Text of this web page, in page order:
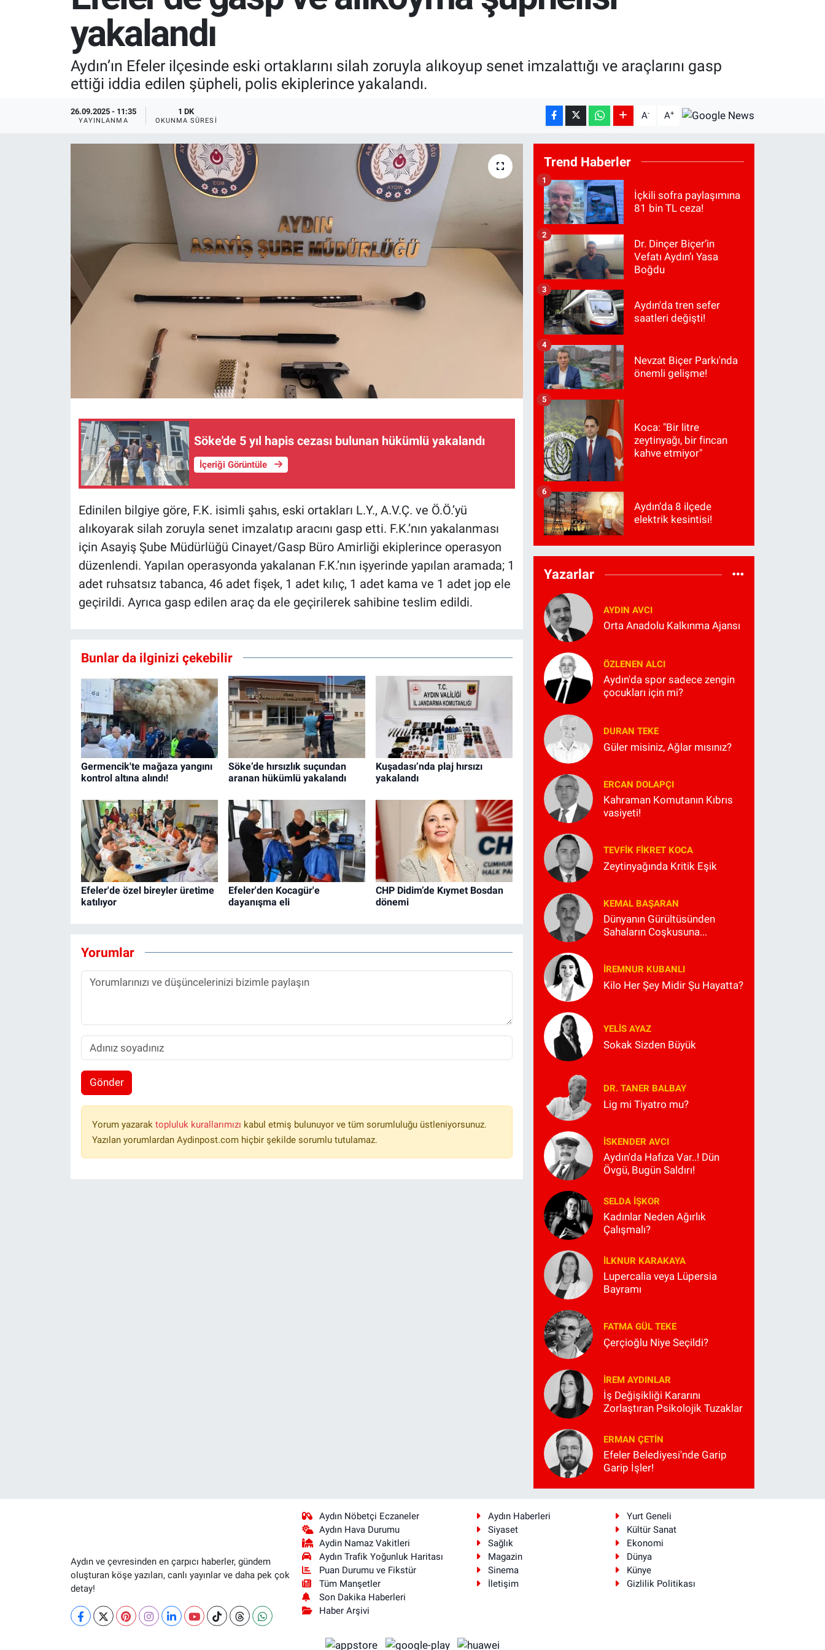
yakalandı
Aydın’ın Efeler ilçesinde eski ortaklarını silah zoruyla alıkoyup senet imzalattığı ve araçlarını gasp
ettiği iddia edilen şüpheli, polis ekiplerince yakalandı.
26.09.2025 - 11:35
YAYINLANMA
1 DK
OKUNMA SÜRESI A- A+
Söke'de 5 yıl hapis cezası bulunan hükümlü yakalandı
İçeriği Görüntüle
Edinilen bilgiye göre, F.K. isimli şahıs, eski ortakları L.Y., A.V.Ç. ve Ö.Ö.’yü
alıkoyarak silah zoruyla senet imzalatıp aracını gasp etti. F.K.’nın yakalanması
için Asayiş Şube Müdürlüğü Cinayet/Gasp Büro Amirliği ekiplerince operasyon
düzenlendi. Yapılan operasyonda yakalanan F.K.’nın işyerinde yapılan aramada; 1
adet ruhsatsız tabanca, 46 adet fişek, 1 adet kılıç, 1 adet kama ve 1 adet jop ele
geçirildi. Ayrıca gasp edilen araç da ele geçirilerek sahibine teslim edildi.
Bunlar da ilginizi çekebilir
Germencik'te mağaza yangını
kontrol altına alındı!
Söke’de hırsızlık suçundan
aranan hükümlü yakalandı
Kuşadası’nda plaj hırsızı
yakalandı
Efeler'de özel bireyler üretime
katılıyor
Efeler'den Kocagür'e
dayanışma eli
CHP Didim’de Kıymet Bosdan
dönemi
Yorumlar
Gönder
Yorum yazarak topluluk kurallarımızı kabul etmiş bulunuyor ve tüm sorumluluğu üstleniyorsunuz.
Yazılan yorumlardan Aydinpost.com hiçbir şekilde sorumlu tutulamaz.
Trend Haberler
İçkili sofra paylaşımına
81 bin TL ceza!
1
Dr. Dinçer Biçer’in
Vefatı Aydın’ı Yasa
Boğdu
2
Aydın'da tren sefer
saatleri değişti!
3
Nevzat Biçer Parkı'nda
önemli gelişme!
4
Koca: "Bir litre
zeytinyağı, bir fincan
kahve etmiyor"
5
Aydın’da 8 ilçede
elektrik kesintisi!
6
Yazarlar
AYDIN AVCI
Orta Anadolu Kalkınma Ajansı
ÖZLENEN ALCI
Aydın'da spor sadece zengin
çocukları için mi?
DURAN TEKE
Güler misiniz, Ağlar mısınız?
ERCAN DOLAPÇI
Kahraman Komutanın Kıbrıs
vasiyeti!
TEVFIK FIKRET KOCA
Zeytinyağında Kritik Eşik
KEMAL BAŞARAN
Dünyanın Gürültüsünden
Sahaların Coşkusuna...
İREMNUR KUBANLI
Kilo Her Şey Midir Şu Hayatta?
YELIS AYAZ
Sokak Sizden Büyük
DR. TANER BALBAY
Lig mi Tiyatro mu?
İSKENDER AVCI
Aydın'da Hafıza Var..! Dün
Övgü, Bugün Saldırı!
SELDA İŞKOR
Kadınlar Neden Ağırlık
Çalışmalı?
İLKNUR KARAKAYA
Lupercalia veya Lüpersia
Bayramı
FATMA GÜL TEKE
Çerçioğlu Niye Seçildi?
İREM AYDINLAR
İş Değişikliği Kararını
Zorlaştıran Psikolojik Tuzaklar
ERMAN ÇETIN
Efeler Belediyesi'nde Garip
Garip İşler!
Aydın ve çevresinden en çarpıcı haberler, gündem
oluşturan köşe yazıları, canlı yayınlar ve daha pek çok
detay!
Aydın Nöbetçi Eczaneler
Aydın Hava Durumu
Aydin Namaz Vakitleri
Aydın Trafik Yoğunluk Haritası
Puan Durumu ve Fikstür
Tüm Manşetler
Son Dakika Haberleri
Haber Arşivi
Aydın Haberleri
Yurt Geneli
Siyaset
Kültür Sanat
Sağlık
Ekonomi
Magazin
Dünya
Sinema
Künye
İletişim
Gizlilik Politikası
RESMİ İLANLAR